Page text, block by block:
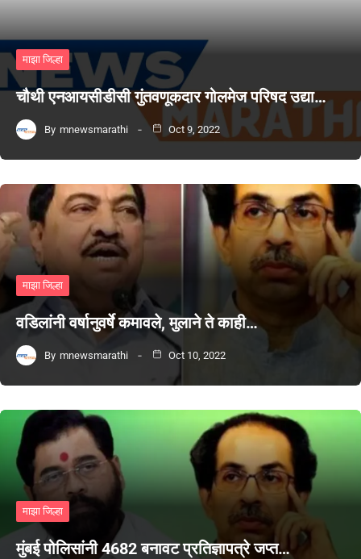
माझा जिल्हा
चौथी एनआयसीडीसी गुंतवणूकदार गोलमेज परिषद उद्या…
By mnewsmarathi Oct 9, 2022
माझा जिल्हा
वडिलांनी वर्षानुवर्षे कमावले, मुलाने ते काही…
By mnewsmarathi Oct 10, 2022
माझा जिल्हा
मुंबई पोलिसांनी 4682 बनावट प्रतिज्ञापत्रे जप्त…